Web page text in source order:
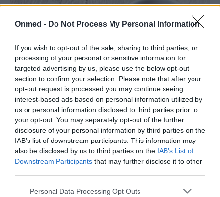
Onmed - Do Not Process My Personal Information
If you wish to opt-out of the sale, sharing to third parties, or
processing of your personal or sensitive information for
targeted advertising by us, please use the below opt-out
section to confirm your selection. Please note that after your
opt-out request is processed you may continue seeing
interest-based ads based on personal information utilized by
us or personal information disclosed to third parties prior to
your opt-out. You may separately opt-out of the further
disclosure of your personal information by third parties on the
IAB’s list of downstream participants. This information may
also be disclosed by us to third parties on the IAB’s List of
Downstream Participants that may further disclose it to other
Personal Data Processing Opt Outs
Μαύρο τσάι: 14 σημαντικά οφέλη από
την καθημερινή κατανάλωση (βίντεο)
Το μαύρο τσάι προσφέρει μια σειρά από οφέλη στον
οργανισμό λόγω της υψηλής περιεκτικότητάς του σε
αντιοξειδωτικά και άλλες ενώσεις…